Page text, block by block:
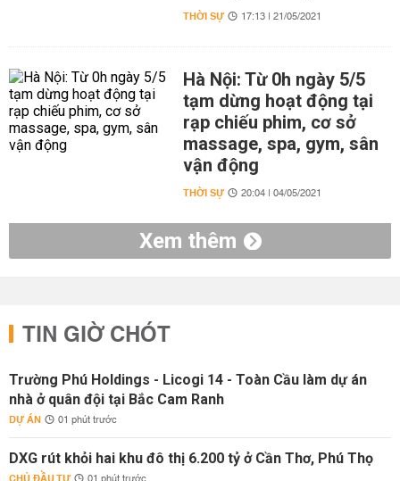
THỜI SỰ 17:13 | 21/05/2021
Hà Nội: Từ 0h ngày 5/5
tạm dừng hoạt động tại
rạp chiếu phim, cơ sở
massage, spa, gym, sân
vận động
THỜI SỰ 20:04 | 04/05/2021
Xem thêm
TIN GIỜ CHÓT
Trường Phú Holdings - Licogi 14 - Toàn Cầu làm dự án
nhà ở quân đội tại Bắc Cam Ranh
DỰ ÁN 01 phút trước
DXG rút khỏi hai khu đô thị 6.200 tỷ ở Cần Thơ, Phú Thọ